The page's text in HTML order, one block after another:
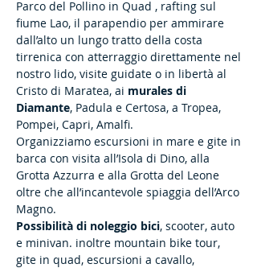
Parco del Pollino in Quad , rafting sul
fiume Lao, il parapendio per ammirare
dall’alto un lungo tratto della costa
tirrenica con atterraggio direttamente nel
nostro lido, visite guidate o in libertà al
Cristo di Maratea, ai murales di
Diamante, Padula e Certosa, a Tropea,
Pompei, Capri, Amalfi.
Organizziamo escursioni in mare e gite in
barca con visita all’Isola di Dino, alla
Grotta Azzurra e alla Grotta del Leone
oltre che all’incantevole spiaggia dell’Arco
Magno.
Possibilità di noleggio bici, scooter, auto
e minivan. inoltre mountain bike tour,
gite in quad, escursioni a cavallo,